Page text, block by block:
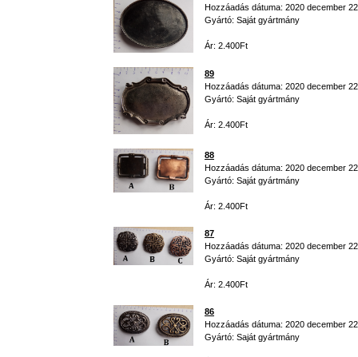
Hozzáadás dátuma: 2020 december
Gyártó: Saját gyártmány
Ár: 2.400Ft
89
Hozzáadás dátuma: 2020 december
Gyártó: Saját gyártmány
Ár: 2.400Ft
88
Hozzáadás dátuma: 2020 december
Gyártó: Saját gyártmány
Ár: 2.400Ft
87
Hozzáadás dátuma: 2020 december
Gyártó: Saját gyártmány
Ár: 2.400Ft
86
Hozzáadás dátuma: 2020 december
Gyártó: Saját gyártmány